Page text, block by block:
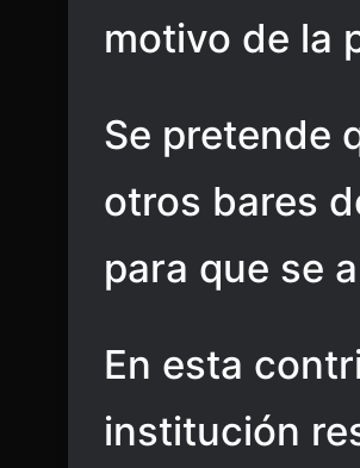
motivo de la
Se pretende
otros bares
para que se
En esta
institución